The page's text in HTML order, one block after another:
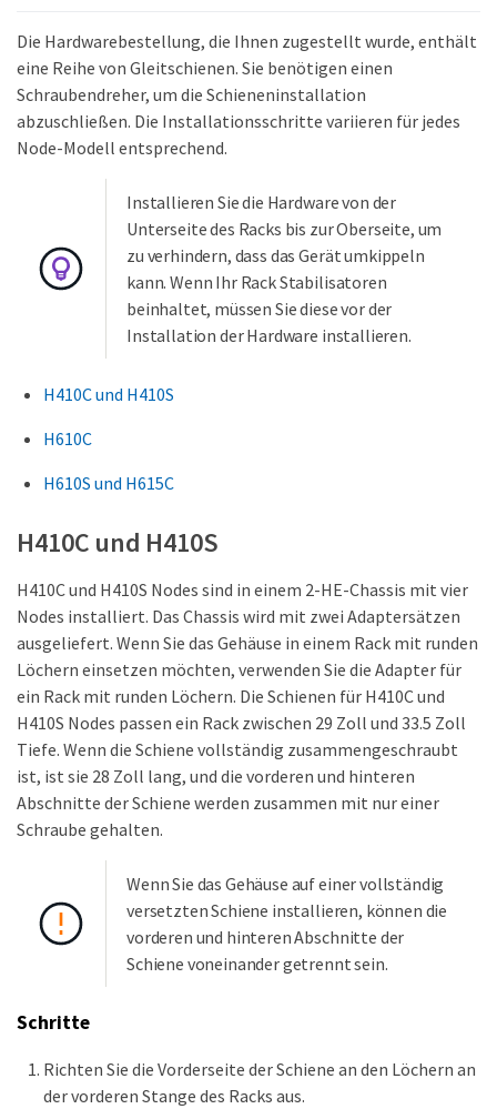
Die Hardwarebestellung, die Ihnen zugestellt wurde, enthält
eine Reihe von Gleitschienen. Sie benötigen einen
Schraubendreher, um die Schieneninstallation
abzuschließen. Die Installationsschritte variieren für jedes
Node-Modell entsprechend.
Installieren Sie die Hardware von der
Unterseite des Racks bis zur Oberseite, um
zu verhindern, dass das Gerät umkippeln
kann. Wenn Ihr Rack Stabilisatoren
beinhaltet, müssen Sie diese vor der
Installation der Hardware installieren.
H410C und H410S
H610C
H610S und H615C
H410C und H410S
H410C und H410S Nodes sind in einem 2-HE-Chassis mit vier
Nodes installiert. Das Chassis wird mit zwei Adaptersätzen
ausgeliefert. Wenn Sie das Gehäuse in einem Rack mit runden
Löchern einsetzen möchten, verwenden Sie die Adapter für
ein Rack mit runden Löchern. Die Schienen für H410C und
H410S Nodes passen ein Rack zwischen 29 Zoll und 33.5 Zoll
Tiefe. Wenn die Schiene vollständig zusammengeschraubt
ist, ist sie 28 Zoll lang, und die vorderen und hinteren
Abschnitte der Schiene werden zusammen mit nur einer
Schraube gehalten.
Wenn Sie das Gehäuse auf einer vollständig
versetzten Schiene installieren, können die
vorderen und hinteren Abschnitte der
Schiene voneinander getrennt sein.
Schritte
Richten Sie die Vorderseite der Schiene an den Löchern an
der vorderen Stange des Racks aus.